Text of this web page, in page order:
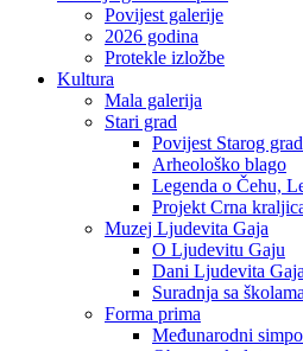
Povijest galerije
2026 godina
Protekle izložbe
Kultura
Mala galerija
Stari grad
Povijest Starog
Arheološko blago
Legenda o Čehu,
Projekt Crna
Muzej Ljudevita Gaja
O Ljudevitu Gaju
Dani Ljudevita Gaja
Suradnja sa školama
Forma prima
Međunarodni